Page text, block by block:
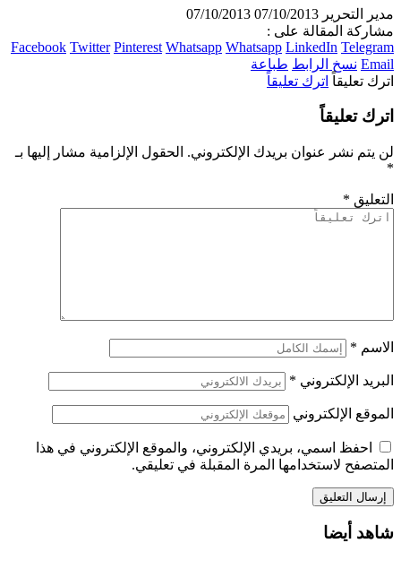
مدير التحرير 07/10/2013
07/10/2013
مشاركة المقالة على :
Facebook Twitter Pinterest Whatsapp Whatsapp LinkedIn Telegram
Email نسخ الرابط طباعة
اترك تعليقاً اترك تعليقاً
اترك تعليقاً
لن يتم نشر عنوان بريدك الإلكتروني. الحقول الإلزامية مشار إليها بـ
*
التعليق *
الاسم *
البريد الإلكتروني *
الموقع الإلكتروني
احفظ اسمي، بريدي الإلكتروني، والموقع الإلكتروني في هذا
المتصفح لاستخدامها المرة المقبلة في تعليقي.
شاهد أيضا